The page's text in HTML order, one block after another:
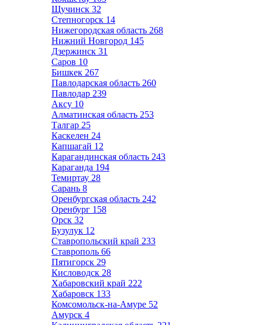
Щучинск 32
Степногорск 14
Нижегородская область 268
Нижний Новгород 145
Дзержинск 31
Саров 10
Бишкек 267
Павлодарская область 260
Павлодар 239
Аксу 10
Алматинская область 253
Талгар 25
Каскелен 24
Капшагай 12
Карагандинская область 243
Караганда 194
Темиртау 28
Сарань 8
Оренбургская область 242
Оренбург 158
Орск 32
Бузулук 12
Ставропольский край 233
Ставрополь 66
Пятигорск 29
Кисловодск 28
Хабаровский край 222
Хабаровск 133
Комсомольск-на-Амуре 52
Амурск 4